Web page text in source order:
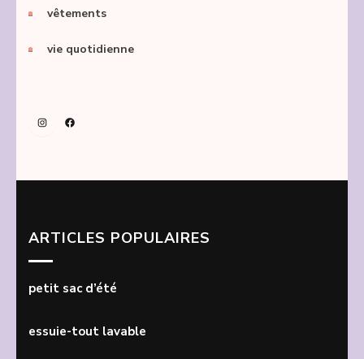
vêtements
vie quotidienne
InstagramFacebook
ARTICLES POPULAIRES
petit sac d’été
essuie-tout lavable